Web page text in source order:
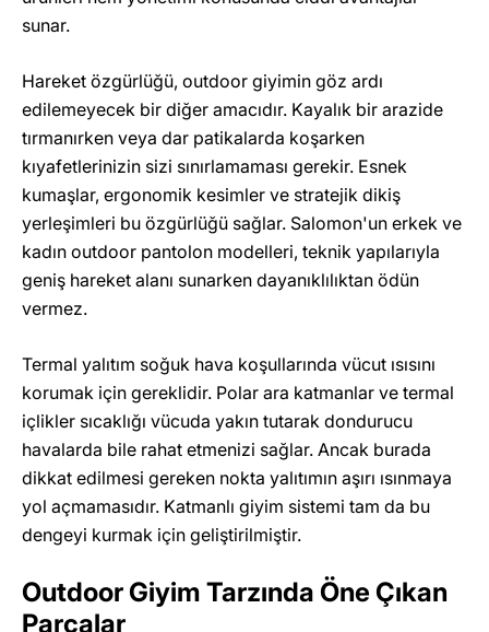
sunar.
Hareket özgürlüğü, outdoor giyimin göz ardı
edilemeyecek bir diğer amacıdır. Kayalık bir arazide
tırmanırken veya dar patikalarda koşarken
kıyafetlerinizin sizi sınırlamaması gerekir. Esnek
kumaşlar, ergonomik kesimler ve stratejik dikiş
yerleşimleri bu özgürlüğü sağlar. Salomon'un erkek ve
kadın outdoor pantolon modelleri, teknik yapılarıyla
geniş hareket alanı sunarken dayanıklılıktan ödün
vermez.
Termal yalıtım soğuk hava koşullarında vücut ısısını
korumak için gereklidir. Polar ara katmanlar ve termal
içlikler sıcaklığı vücuda yakın tutarak dondurucu
havalarda bile rahat etmenizi sağlar. Ancak burada
dikkat edilmesi gereken nokta yalıtımın aşırı ısınmaya
yol açmamasıdır. Katmanlı giyim sistemi tam da bu
dengeyi kurmak için geliştirilmiştir.
Outdoor Giyim Tarzında Öne Çıkan
Parçalar